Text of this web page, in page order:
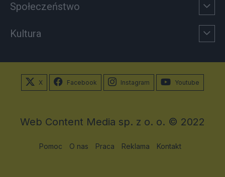
Społeczeństwo
Kultura
X Facebook Instagram Youtube
Web Content Media sp. z o. o. © 2022
Pomoc O nas Praca Reklama Kontakt